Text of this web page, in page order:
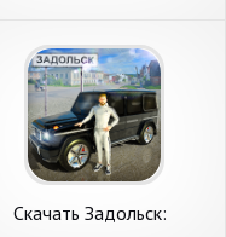
Андроид
Скачать Задольск: